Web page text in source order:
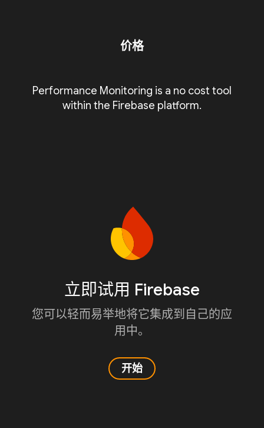
价格
Performance Monitoring is a no cost tool
within the Firebase platform.
立即试用 Firebase
您可以轻而易举地将它集成到自己的应
用中。
开始